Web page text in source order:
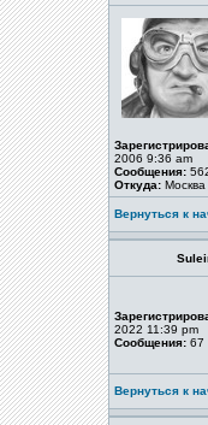
2006 9:36 am
Сообщения:
Откуда: Москва
Вернуться к
2022 11:39 pm
Сообщения: 67
Вернуться к